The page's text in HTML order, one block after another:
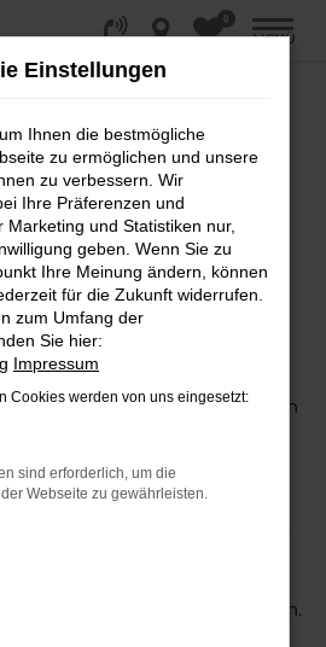
0
MENÜ
|
NACH
PERFEKTES
MAGDEBURG
und Umgebung mobil sein
Vorschlag ist ein VW Golf,
eine ganze Reihe an
einmal die Tradition des
für Magdeburg ist perfekt
ausgelegt. Auf diese
sowohl einen
Gebrauchten, sowohl eine
einen Jahreswagen erwerben.
entscheiden, erhalten
Einstellungen
Ihnen die bestmögliche
zu ermöglichen und unsere
zu verbessern. Wir
Ihre Präferenzen und
und Statistiken nur,
geben. Wenn Sie zu
Ihre Meinung ändern, können
für die Zukunft widerrufen.
zum Umfang der
Sie hier:
Impressum
Cookies werden von uns eingesetzt:
sind erforderlich, um die
Webseite zu gewährleisten.